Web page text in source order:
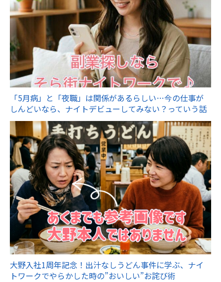
「5月病」と「夜職」は関係があるらしい…今の仕事が
しんどいなら、ナイトデビューしてみない？っていう話
大野入社1周年記念！出汁なしうどん事件に学ぶ、ナイ
トワークでやらかした時の”おいしい”お詫び術